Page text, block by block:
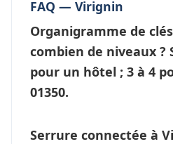
FAQ — Virignin
Organigramme de
combien de niveaux ?
pour un hôtel ; 3 à 4
01350.
Serrure connectée à